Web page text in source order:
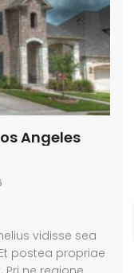
Angeles
vidisse sea
postea propriae